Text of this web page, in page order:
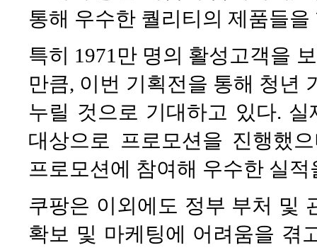
통해 우수한 퀄리티의 제품들
특히 1971만 명의 활성고객을
만큼, 이번 기획전을 통해 청년
누릴 것으로 기대하고 있다.
대상으로 프로모션을 진행했
프로모션에 참여해 우수한 실적
쿠팡은 이외에도 정부 부처 및
확보 및 마케팅에 어려움을 겪